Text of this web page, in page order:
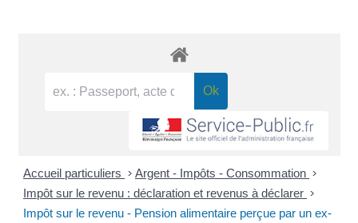
Accueil particuliers > Argent - Impôts - Consommation >
Impôt sur le revenu : déclaration et revenus à déclarer >
Impôt sur le revenu - Pension alimentaire perçue par un ex-